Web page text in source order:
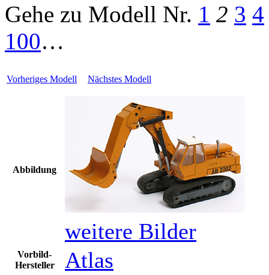
Gehe zu Modell Nr. 1 2 3 4
100…
Vorheriges Modell Nächstes Modell
Abbildung
weitere Bilder
Vorbild-
Hersteller
Atlas